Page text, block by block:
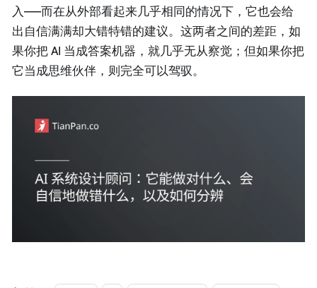
入——而在从外部看起来几乎相同的情况下，它也会给
出自信满满却大错特错的建议。这两者之间的差距，如
果你把 AI 当成答案机器，就几乎无从察觉；但如果你把
它当成思维伙伴，则完全可以驾驭。